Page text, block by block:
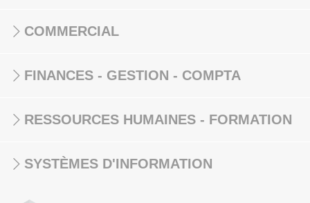
COMMERCIAL
FINANCES - GESTION - COMPTA
RESSOURCES HUMAINES - FORMATION
SYSTÈMES D'INFORMATION